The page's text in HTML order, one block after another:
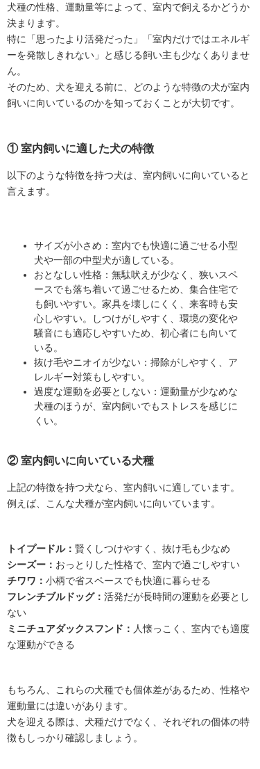
犬種の性格、運動量等によって、室内で飼えるかどうか
決まります。
特に「思ったより活発だった」「室内だけではエネルギ
ーを発散しきれない」と感じる飼い主も少なくありませ
ん。
そのため、犬を迎える前に、どのような特徴の犬が室内
飼いに向いているのかを知っておくことが大切です。
① 室内飼いに適した犬の特徴
以下のような特徴を持つ犬は、室内飼いに向いていると
言えます。
サイズが小さめ：室内でも快適に過ごせる小型
犬や一部の中型犬が適している。
おとなしい性格：無駄吠えが少なく、狭いスペ
ースでも落ち着いて過ごせるため、集合住宅で
も飼いやすい。家具を壊しにくく、来客時も安
心しやすい。しつけがしやすく、環境の変化や
騒音にも適応しやすいため、初心者にも向いて
いる。
抜け毛やニオイが少ない：掃除がしやすく、ア
レルギー対策もしやすい。
過度な運動を必要としない：運動量が少なめな
犬種のほうが、室内飼いでもストレスを感じに
くい。
② 室内飼いに向いている犬種
上記の特徴を持つ犬なら、室内飼いに適しています。
例えば、こんな犬種が室内飼いに向いています。
トイプードル： 賢くしつけやすく、抜け毛も少なめ
シーズー： おっとりした性格で、室内で過ごしやすい
チワワ： 小柄で省スペースでも快適に暮らせる
フレンチブルドッグ： 活発だが長時間の運動を必要とし
ない
ミニチュアダックスフンド： 人懐っこく、室内でも適度
な運動ができる
もちろん、これらの犬種でも個体差があるため、性格や
運動量には違いがあります。
犬を迎える際は、犬種だけでなく、それぞれの個体の特
徴もしっかり確認しましょう。